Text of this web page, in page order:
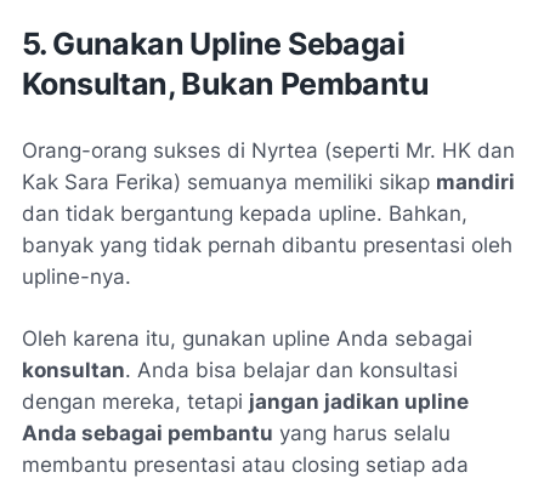
5. Gunakan Upline Sebagai
Konsultan, Bukan Pembantu
Orang-orang sukses di Nyrtea (seperti Mr. HK dan
Kak Sara Ferika) semuanya memiliki sikap mandiri
dan tidak bergantung kepada upline. Bahkan,
banyak yang tidak pernah dibantu presentasi oleh
upline-nya.
Oleh karena itu, gunakan upline Anda sebagai
konsultan. Anda bisa belajar dan konsultasi
dengan mereka, tetapi jangan jadikan upline
Anda sebagai pembantu yang harus selalu
membantu presentasi atau closing setiap ada